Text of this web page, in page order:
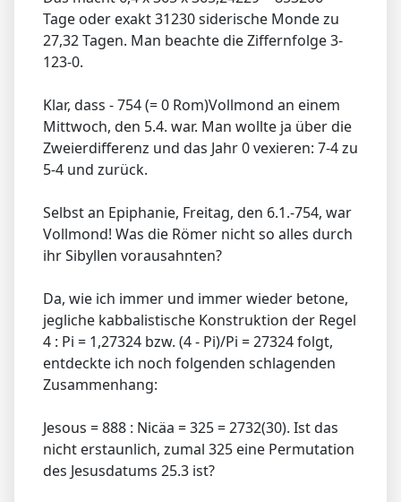
Tage oder exakt 31230 siderische Monde zu
27,32 Tagen. Man beachte die Ziffernfolge 3-
123-0.
Klar, dass - 754 (= 0 Rom)Vollmond an einem
Mittwoch, den 5.4. war. Man wollte ja über die
Zweierdifferenz und das Jahr 0 vexieren: 7-4 zu
5-4 und zurück.
Selbst an Epiphanie, Freitag, den 6.1.-754, war
Vollmond! Was die Römer nicht so alles durch
ihr Sibyllen vorausahnten?
Da, wie ich immer und immer wieder betone,
jegliche kabbalistische Konstruktion der Regel
4 : Pi = 1,27324 bzw. (4 - Pi)/Pi = 27324 folgt,
entdeckte ich noch folgenden schlagenden
Zusammenhang:
Jesous = 888 : Nicäa = 325 = 2732(30). Ist das
nicht erstaunlich, zumal 325 eine Permutation
des Jesusdatums 25.3 ist?